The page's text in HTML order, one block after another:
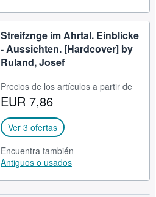
Streifznge im Ahrtal. Einblicke
- Aussichten. [Hardcover] by
Ruland, Josef
Precios de los artículos a partir de
EUR 7,86
Ver 3 ofertas
Encuentra también
Antiguos o usados